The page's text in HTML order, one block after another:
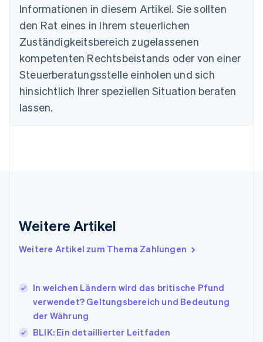
Informationen in diesem Artikel. Sie sollten
den Rat eines in Ihrem steuerlichen
Zuständigkeitsbereich zugelassenen
kompetenten Rechtsbeistands oder von einer
Steuerberatungsstelle einholen und sich
hinsichtlich Ihrer speziellen Situation beraten
lassen.
Weitere Artikel
Weitere Artikel zum Thema Zahlungen
In welchen Ländern wird das britische Pfund
verwendet? Geltungsbereich und Bedeutung
der Währung
BLIK: Ein detaillierter Leitfaden
English
DeutschEnglish
Estland
English
Festlandchina
简体中文English
Finnland
Frankreich
FrançaisEnglish
English
Italien
Italiano English
EnglishFrançais
Kroatien
EnglishItaliano
Lettland